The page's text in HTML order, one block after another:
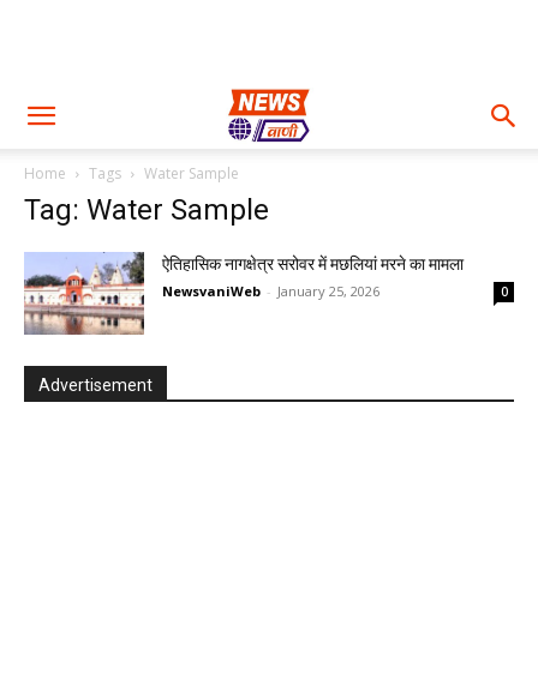
Home Tags Water Sample
Tag: Water Sample
ऐतिहासिक नागक्षेत्र सरोवर में मछलियां मरने का मामला
NewsvaniWeb - January 25, 2026 0
Advertisement